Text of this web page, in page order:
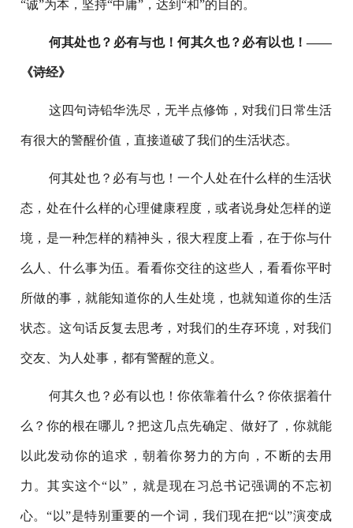
“诚”为本，坚持“中庸”，达到“和”的目的。
何其处也？必有与也！何其久也？必有以也！——
《诗经》
这四句诗铅华洗尽，无半点修饰，对我们日常生活
有很大的警醒价值，直接道破了我们的生活状态。
何其处也？必有与也！一个人处在什么样的生活状
态，处在什么样的心理健康程度，或者说身处怎样的逆
境，是一种怎样的精神头，很大程度上看，在于你与什
么人、什么事为伍。看看你交往的这些人，看看你平时
所做的事，就能知道你的人生处境，也就知道你的生活
状态。这句话反复去思考，对我们的生存环境，对我们
交友、为人处事，都有警醒的意义。
何其久也？必有以也！你依靠着什么？你依据着什
么？你的根在哪儿？把这几点先确定、做好了，你就能
以此发动你的追求，朝着你努力的方向，不断的去用
力。其实这个“以”，就是现在习总书记强调的不忘初
心。“以”是特别重要的一个词，我们现在把“以”演变成